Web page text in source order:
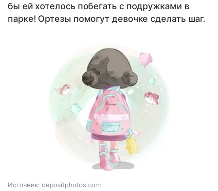
бы ей хотелось побегать с подружками в
парке! Ортезы помогут девочке сделать шаг.
Источник: depositphotos.com